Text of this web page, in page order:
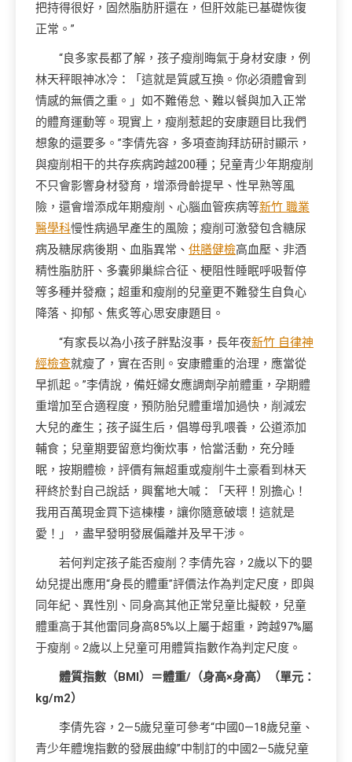
把持得很好，固然脂肪肝還在，但肝效能已基礎恢復
正常。”
“良多家長都了解，孩子瘦削晦氣于身材安康，例
林天秤眼神冰冷：「這就是質感互換。你必須體會到
情感的無價之重。」如不難倦怠、難以餐與加入正常
的體育運動等。現實上，瘦削惹起的安康題目比我們
想象的還要多。”李倩先容，多項查詢拜訪研討顯示，
與瘦削相干的共存疾病跨越200種；兒童青少年期瘦削
不只會影響身材發育，增添骨齡提早、性早熟等風
險，還會增添成年期瘦削、心腦血管疾病等新竹 職業
醫學科慢性病過早產生的風險；瘦削可激發包含糖尿
病及糖尿病後期、血脂異常、 供膳健檢高血壓、非酒
精性脂肪肝、多囊卵巢綜合征、梗阻性睡眠呼吸暫停
等多種并發癥；超重和瘦削的兒童更不難發生自負心
降落、抑郁、焦炙等心思安康題目。
“有家長以為小孩子胖點沒事，長年夜新竹 自律神
經檢查就瘦了，實在否則。安康體重的治理，應當從
早抓起。”李倩說，備妊婦女應調劑孕前體重，孕期體
重增加至合適程度，預防胎兒體重增加過快，削減宏
大兒的產生；孩子誕生后，倡導母乳喂養，公道添加
輔食；兒童期要留意均衡炊事，恰當活動，充分睡
眠，按期體檢，評價有無超重或瘦削牛土豪看到林天
秤終於對自己說話，興奮地大喊：「天秤！別擔心！
我用百萬現金買下這棟樓，讓你隨意破壞！這就是
愛！」，盡早發明發展偏離并及早干涉。
若何判定孩子能否瘦削？李倩先容，2歲以下的嬰
幼兒提出應用“身長的體重”評價法作為判定尺度，即與
同年紀、異性別、同身高其他正常兒童比擬較，兒童
體重高于其他雷同身高85%以上屬于超重，跨越97%屬
于瘦削。2歲以上兒童可用體質指數作為判定尺度。
體質指數（BMI）＝體重/（身高×身高）（單元：
kg/m2）
李倩先容，2—5歲兒童可參考“中國0—18歲兒童、
青少年體塊指數的發展曲線”中制訂的中國2—5歲兒童